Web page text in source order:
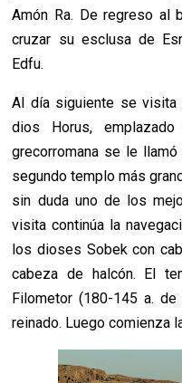
Amón Ra. De regreso al
cruzar su esclusa de
Edfu.
Al día siguiente se visita
dios Horus,
grecorromana se le
segundo templo más
sin duda uno de los
visita continúa la
los dioses Sobek con
cabeza de halcón. El
Filometor (180-145 a.
reinado. Luego comienza